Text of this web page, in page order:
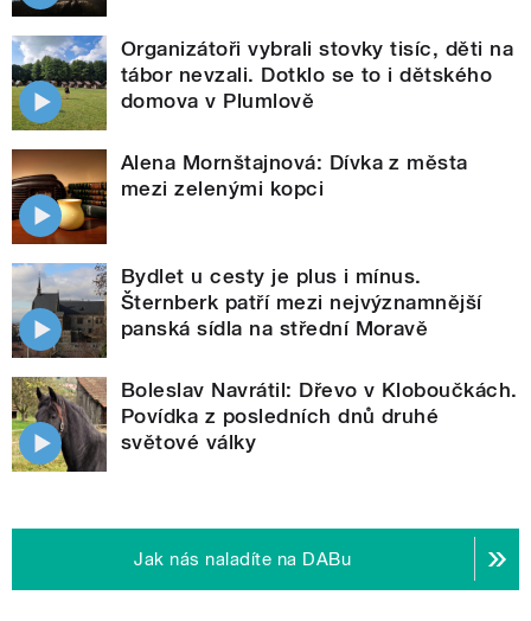
Organizátoři vybrali stovky tisíc, děti na
tábor nevzali. Dotklo se to i dětského
domova v Plumlově
Alena Mornštajnová: Dívka z města
mezi zelenými kopci
Bydlet u cesty je plus i mínus.
Šternberk patří mezi nejvýznamnější
panská sídla na střední Moravě
Boleslav Navrátil: Dřevo v Kloboučkách.
Povídka z posledních dnů druhé
světové války
Jak nás naladíte na DABu